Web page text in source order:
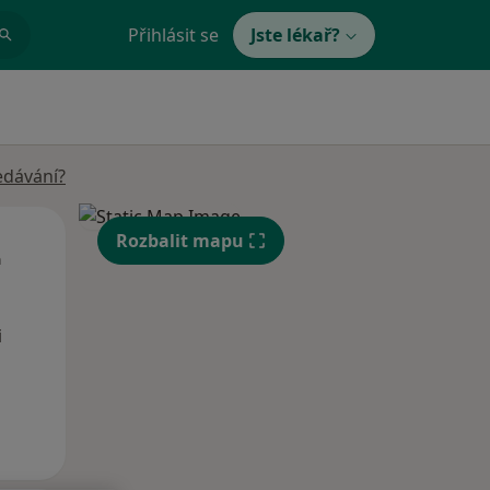
Přihlásit se Jste lékař?
St Čt
13 Srpen
Rozbalit mapu